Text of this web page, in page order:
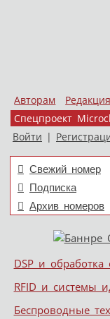
Авторам Редакция
Спецпроект
Войти |
Свежий номер
Подписка
Архив номеров
Меню
Skip to content
DSP и обработка
RFID и системы
Беспроводные